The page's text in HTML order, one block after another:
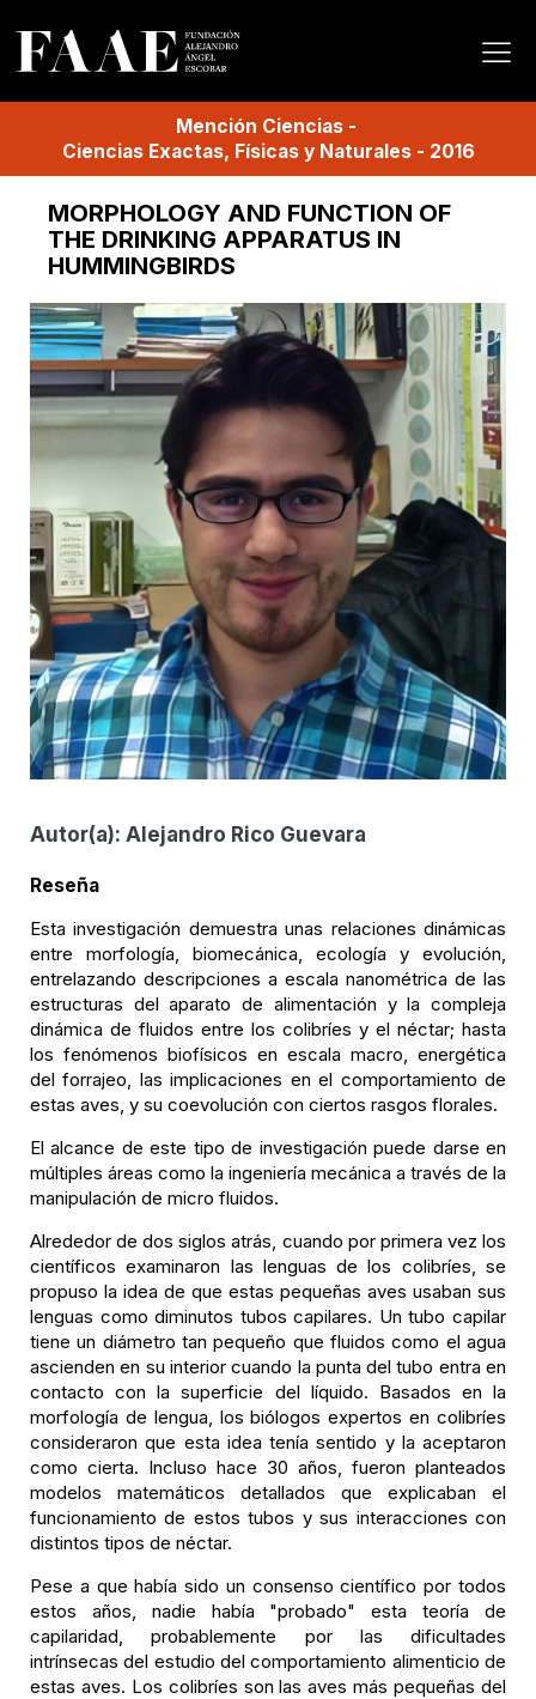
Mención Ciencias-
Ciencias Exactas, Físicas y Naturales- 2016
MORPHOLOGY AND FUNCTION OF
THE DRINKING APPARATUS IN
HUMMINGBIRDS
Autor(a): Alejandro Rico Guevara
Reseña
Esta investigación demuestra unas relaciones dinámicas
entre morfología, biomecánica, ecología y evolución,
entrelazando descripciones a escala nanométrica de las
estructuras del aparato de alimentación y la compleja
dinámica de fluidos entre los colibríes y el néctar; hasta
los fenómenos biofísicos en escala macro, energética
del forrajeo, las implicaciones en el comportamiento de
estas aves, y su coevolución con ciertos rasgos florales.
El alcance de este tipo de investigación puede darse en
múltiples áreas como la ingeniería mecánica a través de la
manipulación de micro fluidos.
Alrededor de dos siglos atrás, cuando por primera vez los
científicos examinaron las lenguas de los colibríes, se
propuso la idea de que estas pequeñas aves usaban sus
lenguas como diminutos tubos capilares. Un tubo capilar
tiene un diámetro tan pequeño que fluidos como el agua
ascienden en su interior cuando la punta del tubo entra en
contacto con la superficie del líquido. Basados en la
morfología de lengua, los biólogos expertos en colibríes
consideraron que esta idea tenía sentido y la aceptaron
como cierta. Incluso hace 30 años, fueron planteados
modelos matemáticos detallados que explicaban el
funcionamiento de estos tubos y sus interacciones con
distintos tipos de néctar.
Pese a que había sido un consenso científico por todos
estos años, nadie había "probado" esta teoría de
capilaridad, probablemente por las dificultades
intrínsecas del estudio del comportamiento alimenticio de
estas aves. Los colibríes son las aves más pequeñas del